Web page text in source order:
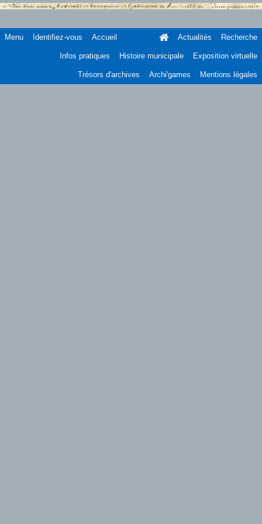
Menu Identifiez-vous Accueil Actualités Recherche
Infos pratiques Histoire municipale Exposition virtuelle
Trésors d'archives Archi'games Mentions légales